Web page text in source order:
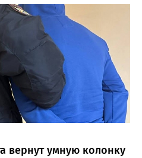
вернут умную колонку